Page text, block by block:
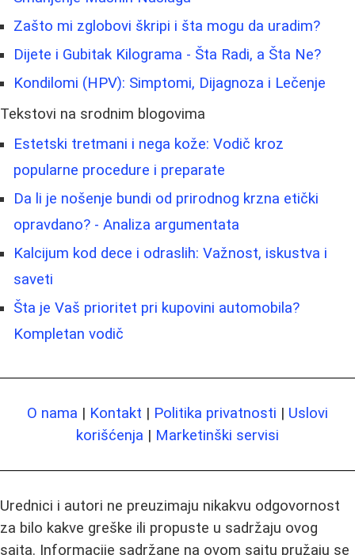
Zašto mi zglobovi škripi i šta mogu da uradim?
Dijete i Gubitak Kilograma - Šta Radi, a Šta Ne?
Kondilomi (HPV): Simptomi, Dijagnoza i Lečenje
Tekstovi na srodnim blogovima
Estetski tretmani i nega kože: Vodič kroz
popularne procedure i preparate
Da li je nošenje bundi od prirodnog krzna etički
opravdano? - Analiza argumentata
Kalcijum kod dece i odraslih: Važnost, iskustva i
saveti
Šta je Vaš prioritet pri kupovini automobila?
Kompletan vodič
O nama | Kontakt | Politika privatnosti | Uslovi
korišćenja | Marketinški servisi
Urednici i autori ne preuzimaju nikakvu odgovornost
za bilo kakve greške ili propuste u sadržaju ovog
sajta. Informacije sadržane na ovom sajtu pružaju se